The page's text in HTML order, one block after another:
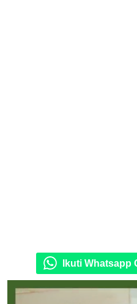
Ikuti Whatsapp